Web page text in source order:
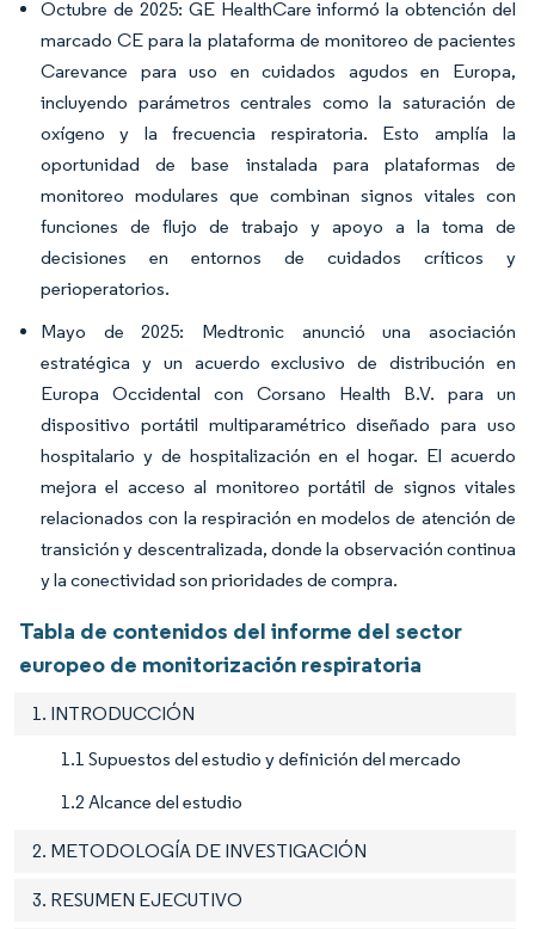
Octubre de 2025: GE HealthCare informó la obtención del
marcado CE para la plataforma de monitoreo de pacientes
Carevance para uso en cuidados agudos en Europa,
incluyendo parámetros centrales como la saturación de
oxígeno y la frecuencia respiratoria. Esto amplía la
oportunidad de base instalada para plataformas de
monitoreo modulares que combinan signos vitales con
funciones de flujo de trabajo y apoyo a la toma de
decisiones en entornos de cuidados críticos y
perioperatorios.
Mayo de 2025: Medtronic anunció una asociación
estratégica y un acuerdo exclusivo de distribución en
Europa Occidental con Corsano Health B.V. para un
dispositivo portátil multiparamétrico diseñado para uso
hospitalario y de hospitalización en el hogar. El acuerdo
mejora el acceso al monitoreo portátil de signos vitales
relacionados con la respiración en modelos de atención de
transición y descentralizada, donde la observación continua
y la conectividad son prioridades de compra.
Tabla de contenidos del informe del sector
europeo de monitorización respiratoria
1. INTRODUCCIÓN
1.1 Supuestos del estudio y definición del mercado
1.2 Alcance del estudio
2. METODOLOGÍA DE INVESTIGACIÓN
3. RESUMEN EJECUTIVO